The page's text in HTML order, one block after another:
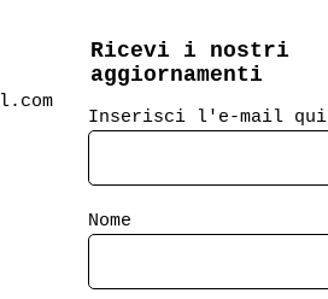
THE DATE: la
sabato 20
Ricevi i nostri
aggiornamenti
Inserisci l'e-mail qui
Nome